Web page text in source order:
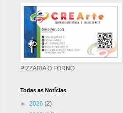
PIZZARIA O FORNO
Todas as Notícias
► 2026 (2)